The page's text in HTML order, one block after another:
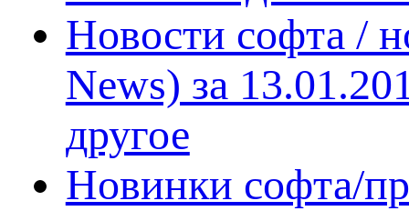
Новости софта /
News) за
другое
Новинки софта/